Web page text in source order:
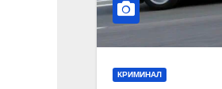
КРИМИНАЛ